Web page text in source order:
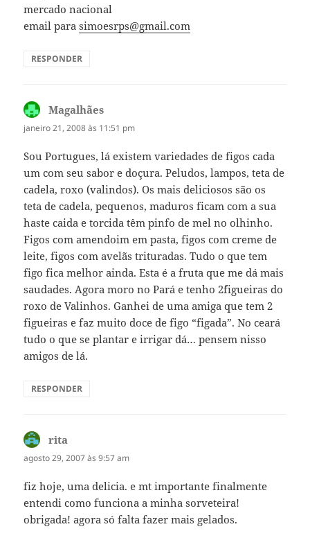
mercado nacional
email parasimoesrps@gmail.com
RESPONDER
Magalhães
janeiro 21, 2008 às 11:51 pm
Sou Portugues, lá existem variedades de figos cada
um com seu sabor e doçura. Peludos, lampos, teta de
cadela, roxo (valindos). Os mais deliciosos são os
teta de cadela, pequenos, maduros ficam com a sua
haste caida e torcida têm pinfo de mel no olhinho.
Figos com amendoim em pasta, figos com creme de
leite, figos com avelãs trituradas. Tudo o que tem
figo fica melhor ainda. Esta é a fruta que me dá mais
saudades. Agora moro no Pará e tenho 2´figueiras do
roxo de Valinhos. Ganhei de uma amiga que tem 2
figueiras e faz muito doce de figo “figada”. No ceará
tudo o que se plantar e irrigar dá… pensem nisso
amigos de lá.
RESPONDER
rita
agosto 29, 2007 às 9:57 am
fiz hoje, uma delicia. e mt importante finalmente
entendi como funciona a minha sorveteira!
obrigada! agora só falta fazer mais gelados.